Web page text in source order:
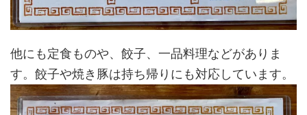
他にも定食ものや、餃子、一品料理などがありま
す。餃子や焼き豚は持ち帰りにも対応しています。